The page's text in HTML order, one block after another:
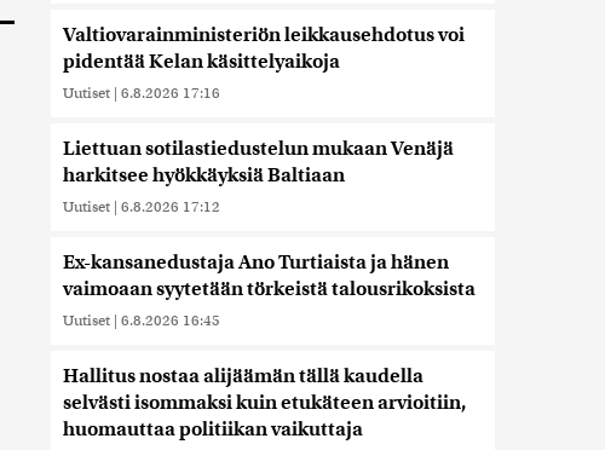
Valtiovarainministeriön leikkausehdotus voi
pidentää Kelan käsittelyaikoja
Uutiset | 6.8.2026 17:16
Liettuan sotilastiedustelun mukaan Venäjä
harkitsee hyökkäyksiä Baltiaan
Uutiset | 6.8.2026 17:12
Ex-kansanedustaja Ano Turtiaista ja hänen
vaimoaan syytetään törkeistä talousrikoksista
Uutiset | 6.8.2026 16:45
Hallitus nostaa alijäämän tällä kaudella
selvästi isommaksi kuin etukäteen arvioitiin,
huomauttaa politiikan vaikuttaja